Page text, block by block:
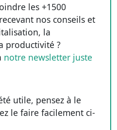
les +1500
nos conseils et
la
productivité ?
notre newsletter juste
utile, pensez à le
le faire facilement ci-